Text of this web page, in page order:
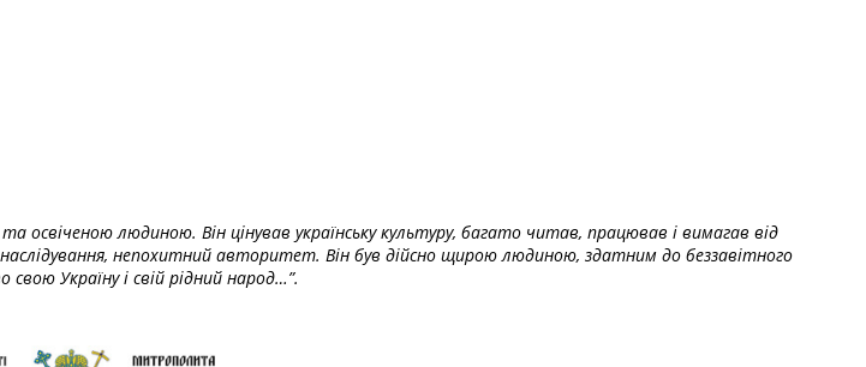
освіченою людиною. Він цінував українську культуру, багато читав, працював і вимагав від
непохитний авторитет. Він був дійсно щирою людиною, здатним до беззавітного
Україну і свій рідний народ…”.